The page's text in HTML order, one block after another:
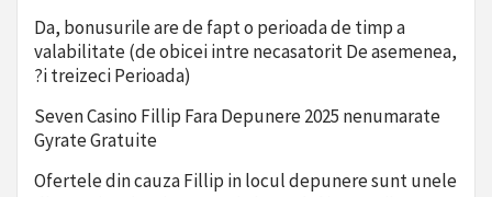
Da, bonusurile are de fapt o perioada de timp a
valabilitate (de obicei intre necasatorit De asemenea,
?i treizeci Perioada)
Seven Casino Fillip Fara Depunere 2025 nenumarate
Gyrate Gratuite
Ofertele din cauza Fillip in locul depunere sunt unele